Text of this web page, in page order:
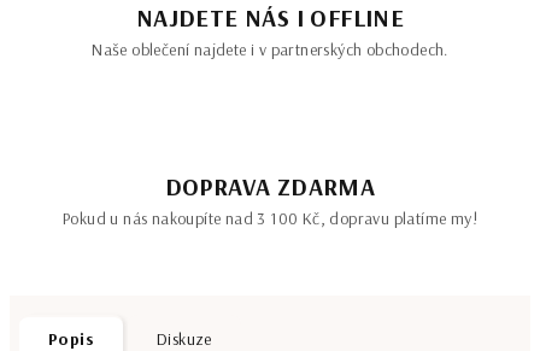
NAJDETE NÁS I OFFLINE
Naše oblečení najdete i v partnerských obchodech.
DOPRAVA ZDARMA
Pokud u nás nakoupíte nad 3 100 Kč, dopravu platíme my!
Popis Diskuze